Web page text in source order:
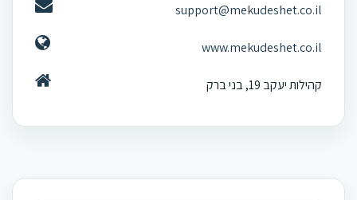
support@mekudeshet.co.il
www.mekudeshet.co.il
קהילות יעקב 19, בני ברק